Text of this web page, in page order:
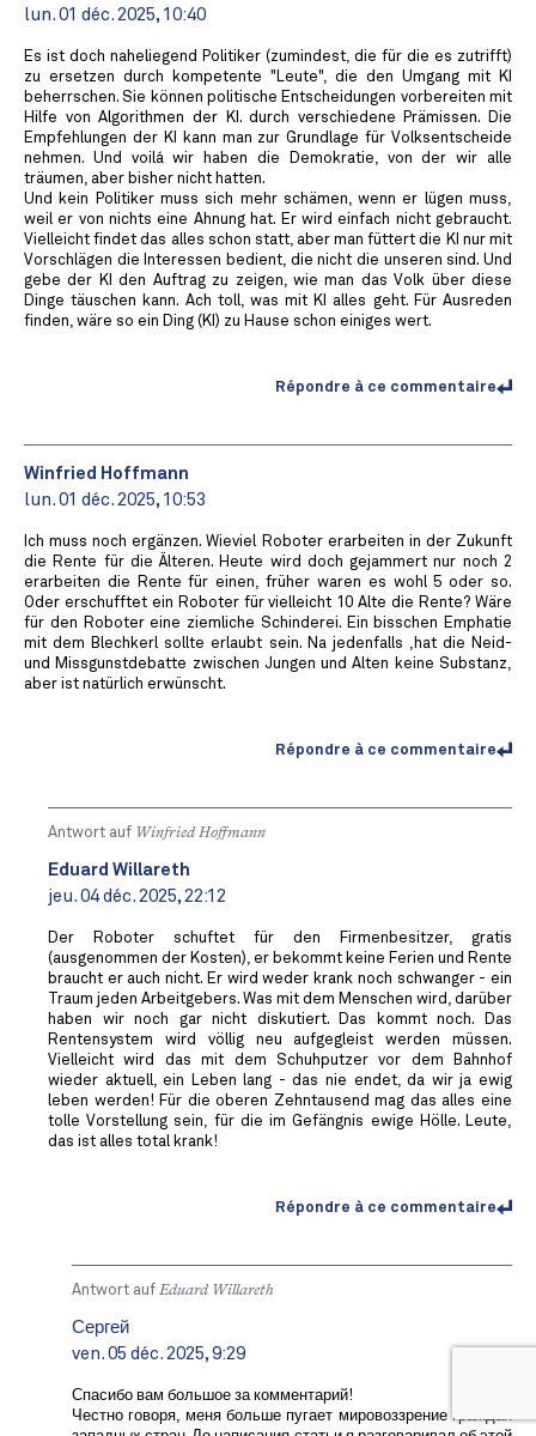
lun. 01 déc. 2025, 10:40
Es ist doch naheliegend Politiker (zumindest, die für die es zutrifft)
zu ersetzen durch kompetente "Leute", die den Umgang mit KI
beherrschen. Sie können politische Entscheidungen vorbereiten mit
Hilfe von Algorithmen der KI. durch verschiedene Prämissen. Die
Empfehlungen der KI kann man zur Grundlage für Volksentscheide
nehmen. Und voilá wir haben die Demokratie, von der wir alle
träumen, aber bisher nicht hatten.
Und kein Politiker muss sich mehr schämen, wenn er lügen muss,
weil er von nichts eine Ahnung hat. Er wird einfach nicht gebraucht.
Vielleicht findet das alles schon statt, aber man füttert die KI nur mit
Vorschlägen die Interessen bedient, die nicht die unseren sind. Und
gebe der KI den Auftrag zu zeigen, wie man das Volk über diese
Dinge täuschen kann. Ach toll, was mit KI alles geht. Für Ausreden
finden, wäre so ein Ding (KI) zu Hause schon einiges wert.
Répondre à ce commentaire
Winfried Hoffmann
lun. 01 déc. 2025, 10:53
Ich muss noch ergänzen. Wieviel Roboter erarbeiten in der Zukunft
die Rente für die Älteren. Heute wird doch gejammert nur noch 2
erarbeiten die Rente für einen, früher waren es wohl 5 oder so.
Oder erschufftet ein Roboter für vielleicht 10 Alte die Rente? Wäre
für den Roboter eine ziemliche Schinderei. Ein bisschen Emphatie
mit dem Blechkerl sollte erlaubt sein. Na jedenfalls ,hat die Neid-
und Missgunstdebatte zwischen Jungen und Alten keine Substanz,
aber ist natürlich erwünscht.
Répondre à ce commentaire
Antwort auf Winfried Hoffmann
Eduard Willareth
jeu. 04 déc. 2025, 22:12
Der Roboter schuftet für den Firmenbesitzer, gratis
(ausgenommen der Kosten), er bekommt keine Ferien und Rente
braucht er auch nicht. Er wird weder krank noch schwanger - ein
Traum jeden Arbeitgebers. Was mit dem Menschen wird, darüber
haben wir noch gar nicht diskutiert. Das kommt noch. Das
Rentensystem wird völlig neu aufgegleist werden müssen.
Vielleicht wird das mit dem Schuhputzer vor dem Bahnhof
wieder aktuell, ein Leben lang - das nie endet, da wir ja ewig
leben werden! Für die oberen Zehntausend mag das alles eine
tolle Vorstellung sein, für die im Gefängnis ewige Hölle. Leute,
das ist alles total krank!
Répondre à ce commentaire
Antwort auf Eduard Willareth
Сергей
ven. 05 déc. 2025, 9:29
Спасибо вам большое за комментарий!
Честно говоря, меня больше пугает мировоззрение граждан